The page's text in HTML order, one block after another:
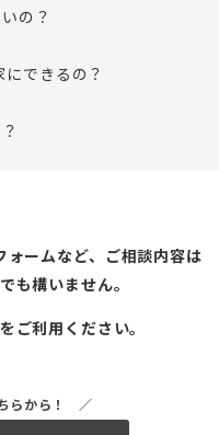
の？
できるの？
ォームなど、ご相談内容は
も構いません。
ご利用ください。
らから！